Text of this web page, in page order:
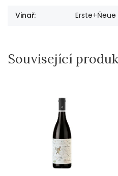
Vinař: Erste+Ńeue
Související